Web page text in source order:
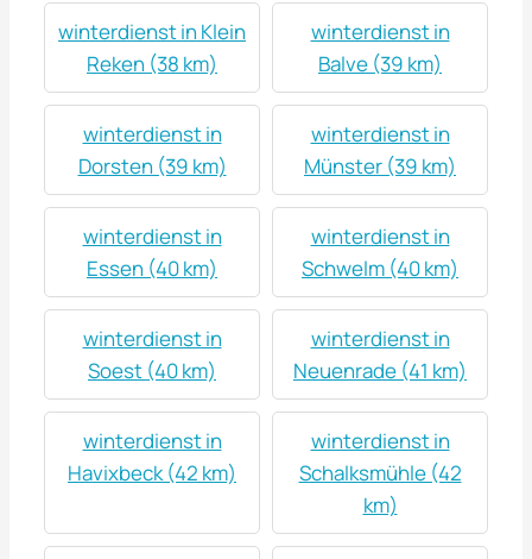
winterdienst in Klein
Reken (38 km)
winterdienst in
Balve (39 km)
winterdienst in
Dorsten (39 km)
winterdienst in
Münster (39 km)
winterdienst in
Essen (40 km)
winterdienst in
Schwelm (40 km)
winterdienst in
Soest (40 km)
winterdienst in
Neuenrade (41 km)
winterdienst in
Havixbeck (42 km)
winterdienst in
Schalksmühle (42
km)